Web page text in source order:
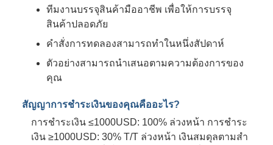
ทีมงานบรรจุสินค้ามืออาชีพ เพื่อให้การบรรจุ
สินค้าปลอดภัย
คําสั่งการทดลองสามารถทําในหนึ่งสัปดาห์
ตัวอย่างสามารถนําเสนอตามความต้องการของ
คุณ
สัญญาการชําระเงินของคุณคืออะไร?
การชําระเงิน ≤1000USD: 100% ล่วงหน้า การชําระ
เงิน ≥1000USD: 30% T/T ล่วงหน้า เงินสมดุลตามสํา